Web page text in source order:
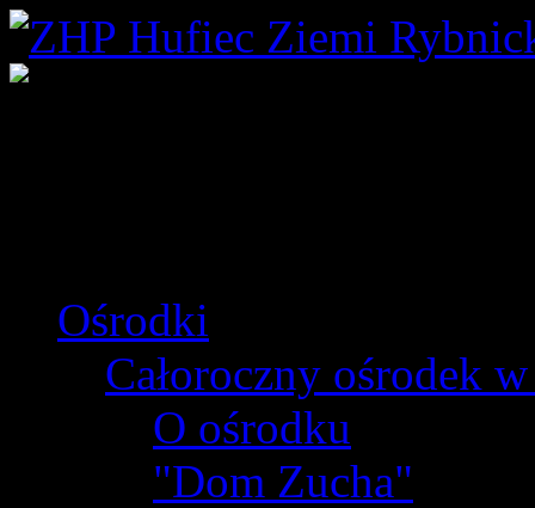
Ośrodki
Całoroczny ośrodek
O ośrodku
"Dom Zucha"